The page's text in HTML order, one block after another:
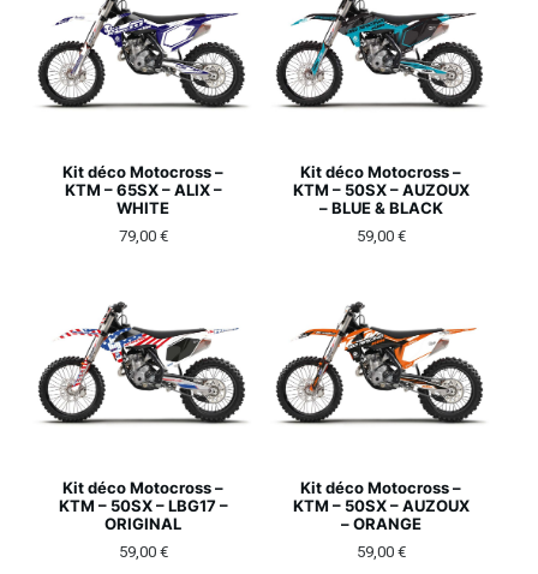
Kit déco Motocross –
KTM – 65SX – ALIX –
WHITE
79,00 €
Kit déco Motocross –
KTM – 50SX – AUZOUX
– BLUE & BLACK
59,00 €
Kit déco Motocross –
KTM – 50SX – LBG17 –
ORIGINAL
59,00 €
Kit déco Motocross –
KTM – 50SX – AUZOUX
– ORANGE
59,00 €